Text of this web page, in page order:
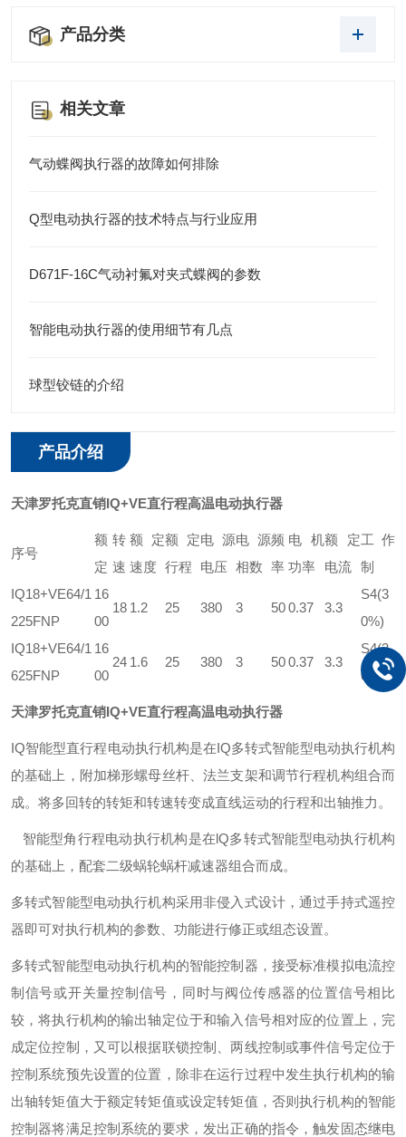
产品分类
相关文章
气动蝶阀执行器的故障如何排除
Q型电动执行器的技术特点与行业应用
D671F-16C气动衬氟对夹式蝶阀的参数
智能电动执行器的使用细节有几点
球型铰链的介绍
产品介绍
天津罗托克直销IQ+VE直行程高温电动执行器
序号
额
定
转
速
额定
速度
额定
行程
电源
电压
电源
相数
频
率
电机
功率
额定
电流
工作
制
IQ18+VE64/1
225FNP
16
00
18 1.2 25 380 3 500.37 3.3
S4(3
0%)
IQ18+VE64/1
625FNP
16
00
24 1.6 25 380 3 500.37 3.3
S4(3
0%)
天津罗托克直销IQ+VE直行程高温电动执行器
IQ智能型直行程电动执行机构是在IQ多转式智能型电动执行机构
的基础上，附加梯形螺母丝杆、法兰支架和调节行程机构组合而
成。将多回转的转矩和转速转变成直线运动的行程和出轴推力。
智能型角行程电动执行机构是在lQ多转式智能型电动执行机构
的基础上，配套二级蜗轮蜗杆减速器组合而成。
多转式智能型电动执行机构采用非侵入式设计，通过手持式遥控
器即可对执行机构的参数、功能进行修正或组态设置。
多转式智能型电动执行机构的智能控制器，接受标准模拟电流控
制信号或开关量控制信号，同时与阀位传感器的位置信号相比
较，将执行机构的输出轴定位于和输入信号相对应的位置上，完
成定位控制，又可以根据联锁控制、两线控制或事件信号定位于
控制系统预先设置的位置，除非在运行过程中发生执行机构的输
出轴转矩值大于额定转矩值或设定转矩值，否则执行机构的智能
控制器将满足控制系统的要求，发出正确的指令，触发固态继电